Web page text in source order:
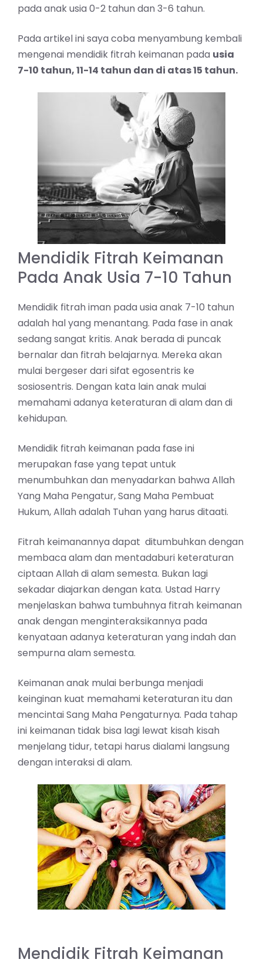
pada anak usia 0-2 tahun dan 3-6 tahun.
Pada artikel ini saya coba menyambung kembali
mengenai mendidik fitrah keimanan pada usia
7-10 tahun, 11-14 tahun dan di atas 15 tahun.
Mendidik Fitrah Keimanan
Pada Anak Usia 7-10 Tahun
Mendidik fitrah iman pada usia anak 7-10 tahun
adalah hal yang menantang. Pada fase in anak
sedang sangat kritis. Anak berada di puncak
bernalar dan fitrah belajarnya. Mereka akan
mulai bergeser dari sifat egosentris ke
sosiosentris. Dengan kata lain anak mulai
memahami adanya keteraturan di alam dan di
kehidupan.
Mendidik fitrah keimanan pada fase ini
merupakan fase yang tepat untuk
menumbuhkan dan menyadarkan bahwa Allah
Yang Maha Pengatur, Sang Maha Pembuat
Hukum, Allah adalah Tuhan yang harus ditaati.
Fitrah keimanannya dapat ditumbuhkan dengan
membaca alam dan mentadaburi keteraturan
ciptaan Allah di alam semesta. Bukan lagi
sekadar diajarkan dengan kata. Ustad Harry
menjelaskan bahwa tumbuhnya fitrah keimanan
anak dengan menginteraksikannya pada
kenyataan adanya keteraturan yang indah dan
sempurna alam semesta.
Keimanan anak mulai berbunga menjadi
keinginan kuat memahami keteraturan itu dan
mencintai Sang Maha Pengaturnya. Pada tahap
ini keimanan tidak bisa lagi lewat kisah kisah
menjelang tidur, tetapi harus dialami langsung
dengan interaksi di alam.
Mendidik Fitrah Keimanan